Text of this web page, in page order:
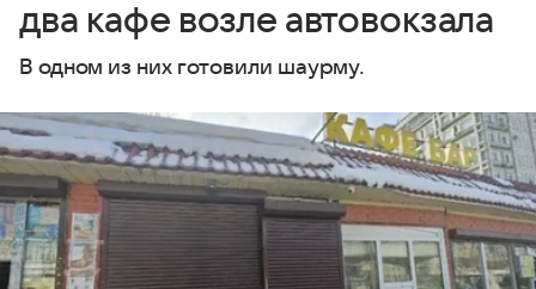
два кафе возле автовокзала
В одном из них готовили шаурму.